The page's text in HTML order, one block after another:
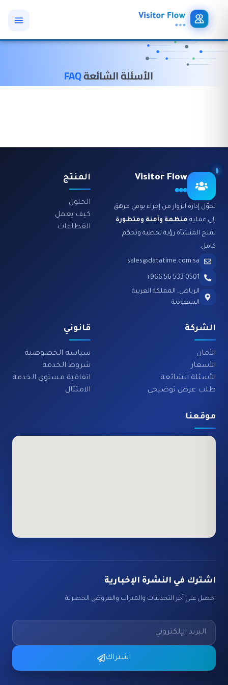
الأسئلة الشائعةFAQ
Visitor Flow
نحوّل إدارة الزوار من إجراء يومي مرهق
إلى عملية منظمة وآمنة ومتطورة
تمنح المنشأة رؤية لحظية وتحكم
كامل.
sales@datatime.com.sa
0501 533 56 966+
الرياض، المملكة العربية
السعودية
المنتج
الحلول
كيف يعمل
القطاعات
الشركة
الأمان
الأسعار
الأسئلة الشائعة
طلب عرض توضيحي
قانوني
سياسة الخصوصية
شروط الخدمة
اتفاقية مستوى الخدمة
الامتثال
موقعنا
اشترك في النشرة الإخبارية
احصل على آخر التحديثات والميزات والعروض الحصرية
اشتراك